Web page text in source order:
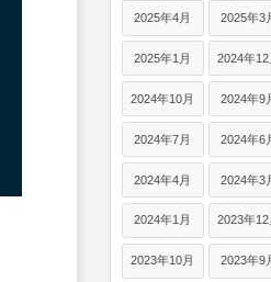
2025年4月 2025年3
2025年1月 2024年12
2024年10月 2024年9
2024年7月 2024年6
2024年4月 2024年3
2024年1月 2023年12
2023年10月 2023年9